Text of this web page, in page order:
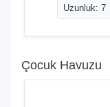
Uzunluk: 7
Çocuk Havuzu